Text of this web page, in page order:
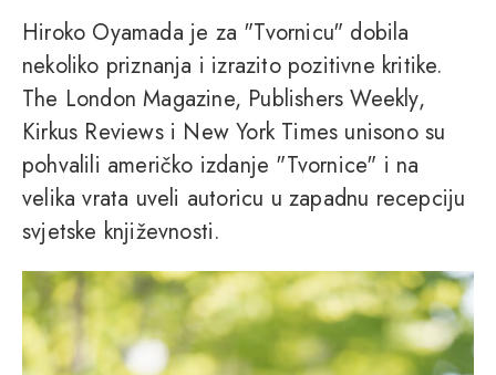
Hiroko Oyamada je za "Tvornicu" dobila
nekoliko priznanja i izrazito pozitivne kritike.
The London Magazine, Publishers Weekly,
Kirkus Reviews i New York Times unisono su
pohvalili američko izdanje "Tvornice" i na
velika vrata uveli autoricu u zapadnu recepciju
svjetske književnosti.